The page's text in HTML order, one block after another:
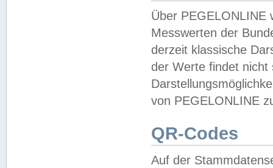
Über PEGELONLINE
Messwerten der
derzeit klassische
der Werte findet
von PEGELONLINE
QR-Codes
Auf der